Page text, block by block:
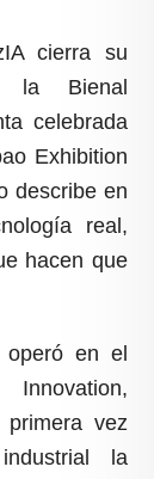
cierra su
la Bienal
celebrada
Exhibition
describe en
real,
hacen que
operó en el
vez
la